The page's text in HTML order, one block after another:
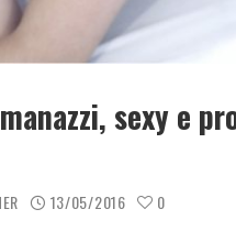
sexy e
13/05/2016 0